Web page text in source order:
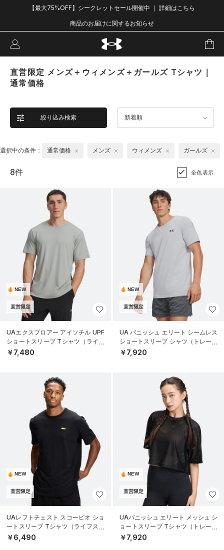
【最大75%OFF】シークレットセール開催中 ｜ 詳細はこちら
商品のお届けに関するお知らせ
直営限定 メンズ＋ウィメンズ＋ガールズ Tシャツ｜
通常価格
絞り込み検索 新着順
選択中の条件： 通常価格 メンズ ウィメンズ ガールズ
8件 全色表示
NEW
直営限定
UAエクスプロアー アイソチル UPF
ショートスリーブ Tシャツ（ライフ
スタイル/MEN）
￥7,480
NEW
直営限定
UA バニッシュ エリート シームレス
ショートスリーブ シャツ（トレーニ
ング/MEN）
￥7,920
NEW
直営限定
UAレフトチェスト スコーピオ ショ
ートスリーブ Tシャツ（ライフスタ
イル/MEN）
￥6,490
NEW
直営限定
UAバニッシュ エリート メッシュ シ
ョートスリーブ Tシャツ（トレーニ
ング/WOMEN）
￥7,920